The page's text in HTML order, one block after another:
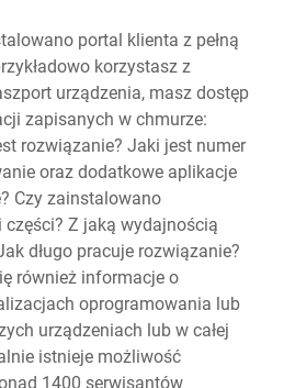
portal klienta z pełną
korzystasz z
urządzenia, masz dostęp
zapisanych w chmurze:
rozwiązanie? Jaki jest numer
oraz dodatkowe aplikacje
Czy zainstalowano
części? Z jaką wydajnością
długo pracuje rozwiązanie?
również informacje o
oprogramowania lub
urządzeniach lub w całej
istnieje możliwość
1400 serwisantów